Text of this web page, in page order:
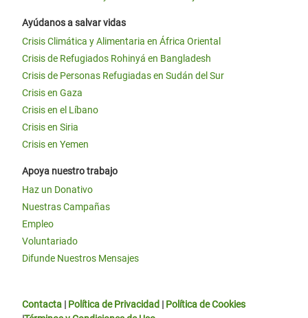
Ayúdanos a salvar vidas
Crisis Climática y Alimentaria en África Oriental
Crisis de Refugiados Rohinyá en Bangladesh
Crisis de Personas Refugiadas en Sudán del Sur
Crisis en Gaza
Crisis en el Líbano
Crisis en Siria
Crisis en Yemen
Apoya nuestro trabajo
Haz un Donativo
Nuestras Campañas
Empleo
Voluntariado
Difunde Nuestros Mensajes
Contacta | Política de Privacidad | Política de Cookies